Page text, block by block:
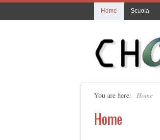
Home Scuola
You are here: Home
Home